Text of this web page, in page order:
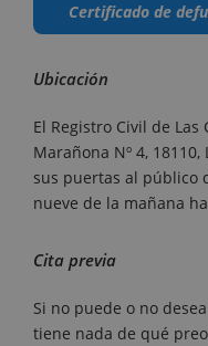
Certificado de
Ubicación
El Registro Civil de
Marañona Nº 4, 18110,
sus puertas al público
nueve de la mañana
Cita previa
Si no puede o no
tiene nada de qué